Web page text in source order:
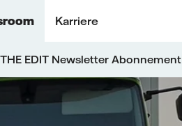
Karriere
THE EDIT Newsletter Abonnement